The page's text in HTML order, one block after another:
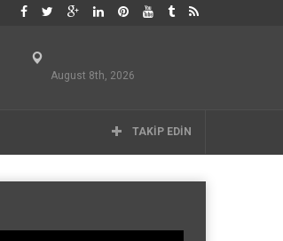
August 8th, 2026
TAKIP EDIN